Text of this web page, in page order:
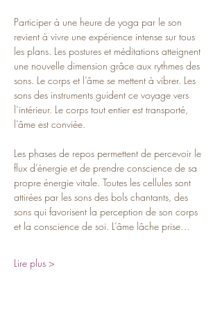
Participer à une heure de yoga par le son
revient à vivre une expérience intense sur tous
les plans. Les postures et méditations atteignent
une nouvelle dimension grâce aux rythmes des
sons. Le corps et l’âme se mettent à vibrer. Les
sons des instruments guident ce voyage vers
l’intérieur. Le corps tout entier est transporté,
l’âme est conviée.
Les phases de repos permettent de percevoir le
flux d’énergie et de prendre conscience de sa
propre énergie vitale. Toutes les cellules sont
attirées par les sons des bols chantants, des
sons qui favorisent la perception de son corps
et la conscience de soi. L’âme lâche prise…
Lire plus >